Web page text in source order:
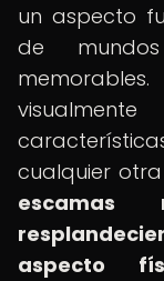
un aspecto
de
cualquier
escamas
aspecto